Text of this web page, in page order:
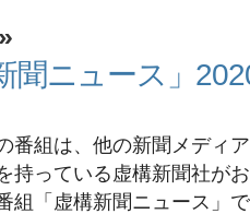
»
聞ニュース」
番組は、他の新聞メディ
持っている虚構新聞社が
組「虚構新聞ニュース」